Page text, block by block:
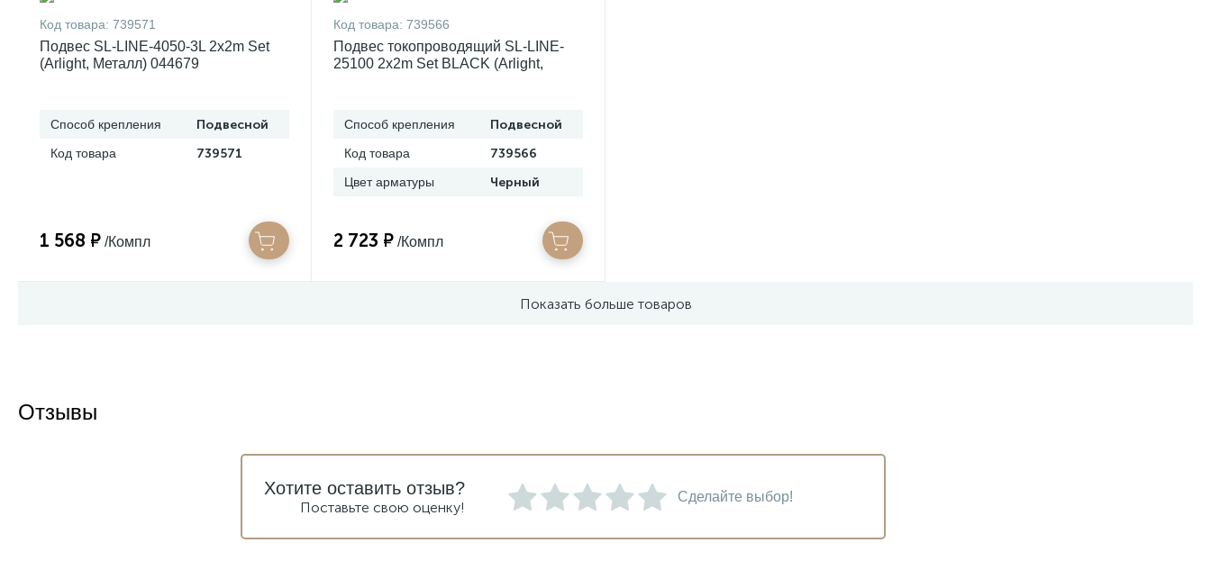
Код товара: 739571
Подвес SL-LINE-4050-3L 2x2m Set
(Arlight, Металл) 044679
Способ крепления Подвесной
Код товара 739571
1 568 ₽ /Компл
Код товара: 739566
Подвес токопроводящий SL-LINE-
25100 2x2m Set BLACK (Arlight,
Способ крепления Подвесной
Код товара 739566
Цвет арматуры Черный
2 723 ₽ /Компл
Показать больше товаров
Отзывы
Хотите оставить отзыв?
Поставьте свою оценку!
Сделайте выбор!